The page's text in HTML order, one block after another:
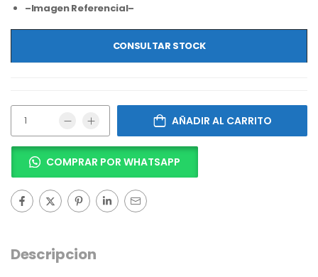
–Imagen Referencial–
CONSULTAR STOCK
AÑADIR AL CARRITO
COMPRAR POR WHATSAPP
Descripcion